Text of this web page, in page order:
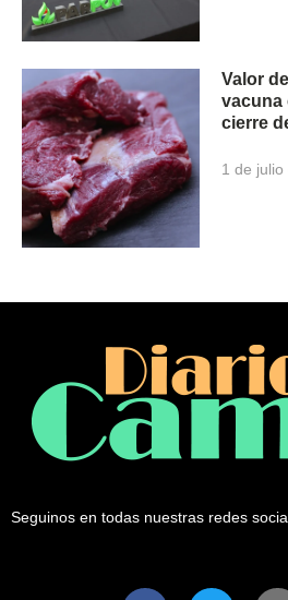
Valor
vacuna
cierre
1 de julio
Seguinos en todas nuestras redes